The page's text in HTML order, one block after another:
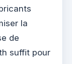
la
de
suffit pour